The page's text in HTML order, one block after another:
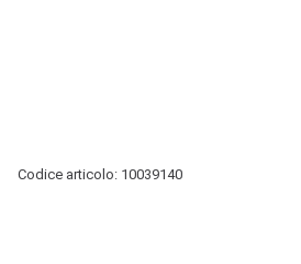
Codice articolo: 10039140